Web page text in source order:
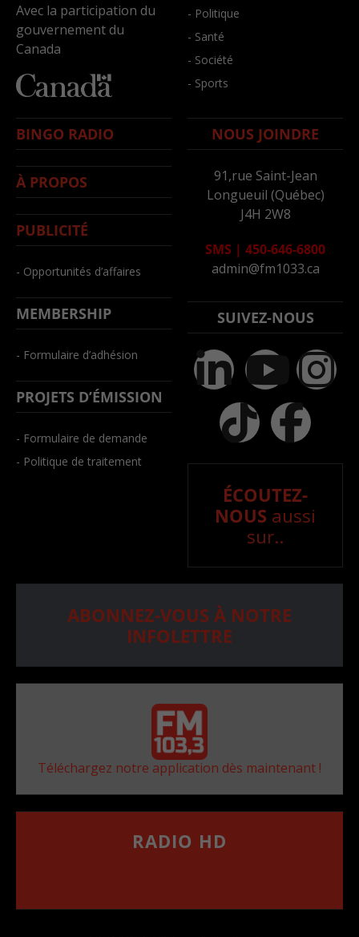
Avec la participation du
gouvernement du
Canada
- Politique
- Santé
- Société
- Sports
BINGO RADIO
À PROPOS
PUBLICITÉ
- Opportunités d’affaires
MEMBERSHIP
- Formulaire d’adhésion
PROJETS D’ÉMISSION
- Formulaire de demande
- Politique de traitement
NOUS JOINDRE
91,rue Saint-Jean
Longueuil (Québec)
J4H 2W8
SMS | 450-646-6800
admin@fm1033.ca
SUIVEZ-NOUS
ÉCOUTEZ-
NOUS aussi
sur..
ABONNEZ-VOUS À NOTRE
INFOLETTRE
Téléchargez notre application dès maintenant !
RADIO HD